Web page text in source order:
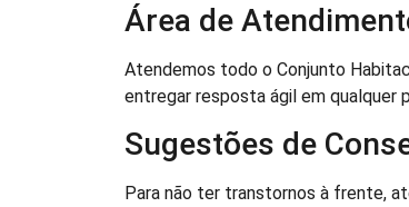
Área de
Atendemos todo o Conjunto
entregar resposta ágil em qualquer
Sugestões de
Para não ter transtornos à frente,